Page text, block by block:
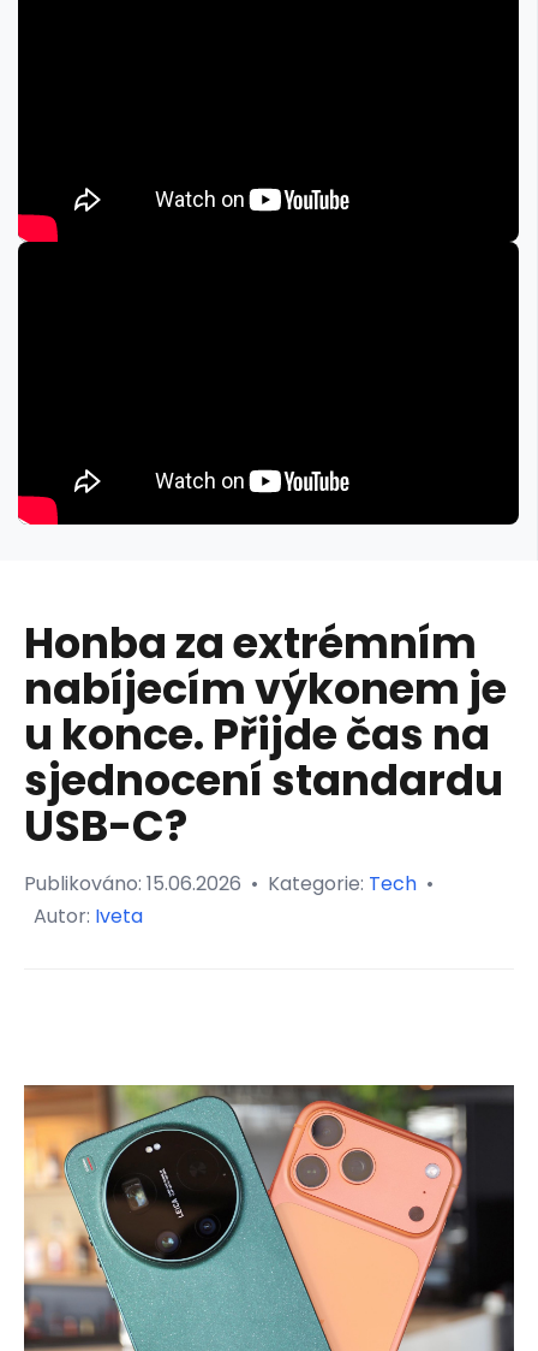
Honba za extrémním
nabíjecím výkonem je
u konce. Přijde čas na
sjednocení standardu
USB-C?
Publikováno: 15.06.2026 • Kategorie: Tech •
Autor: Iveta